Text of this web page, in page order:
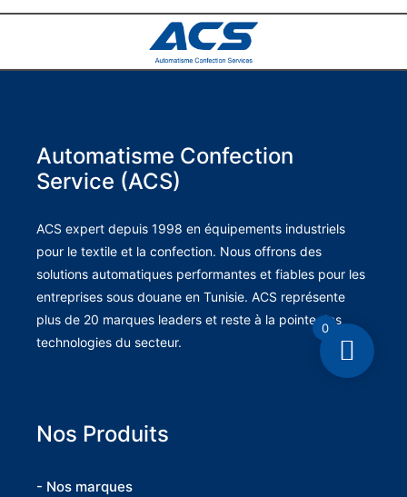
Automatisme Confection
Service (ACS)
ACS expert depuis 1998 en équipements industriels
pour le textile et la confection. Nous offrons des
solutions automatiques performantes et fiables pour les
entreprises sous douane en Tunisie. ACS représente
plus de 20 marques leaders et reste à la pointe des
technologies du secteur.
Nos Produits
- Nos marques
0